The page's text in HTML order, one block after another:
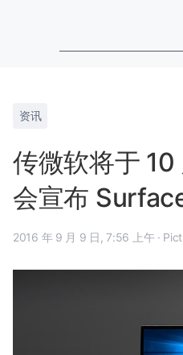
资讯
传微软将于
会宣布
2016 年 9 月 9 日, 7:56 上午 ·